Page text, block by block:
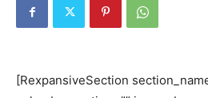
[RexpansiveSection